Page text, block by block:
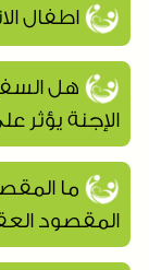
اطفال
هل السفر
الإجنة يؤثر
ما
المقصود